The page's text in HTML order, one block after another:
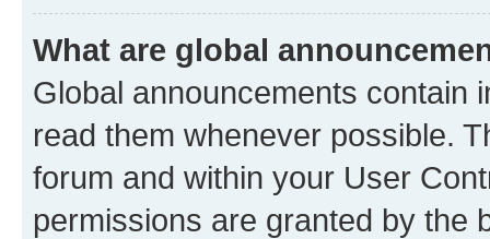
What are global
Global announcements contain
read them whenever possible.
forum and within your User
permissions are granted by the